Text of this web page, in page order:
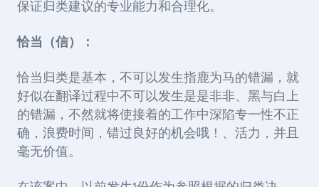
保证归类建议的专业能力和合理化。
恰当（信）：
恰当归类是基本，不可以发生指鹿为马的错漏，就
好似在翻译过程中不可以发生是是非非、黑与白上
的错漏，不然就将使接着的工作中深陷专一性不正
确，浪费时间，错过良好的机会哦！、活力，并且
毫无价值。